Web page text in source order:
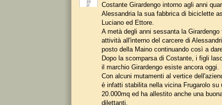
Costante Girardengo intorno agli anni
Alessandria la sua fabbrica di biciclette
Luciano ed Ettore.
A metà degli anni sessanta la
attività all'interno del carcere di
posto della Maino continuando così a
Dopo la scomparsa di Costante, i figli
il marchio Girardengo esiste ancora oggi.
Con alcuni mutamenti al vertice
è infatti stabilita nella vicina Frugarolo su
20.000mq ed ha allestito anche una
dilettanti.